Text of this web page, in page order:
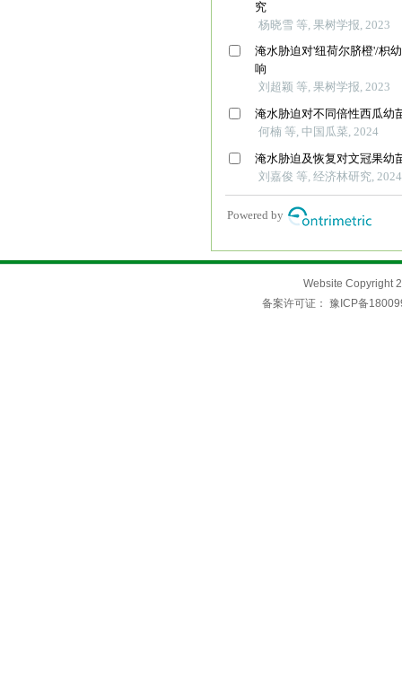
Website Copyright
备案许可证： 豫ICP备